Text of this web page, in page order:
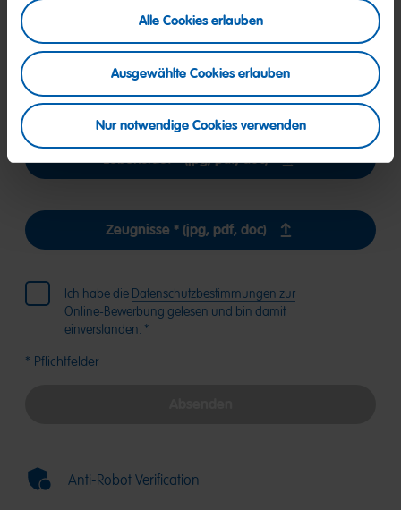
Alle Cookies erlauben
Ausgewählte Cookies erlauben
Nur notwendige Cookies verwenden
Die Bewerbungsunterlagen können als JPG-, PDF- oder Word-
Dateien mit bis zu 10 MB pro Datei hochgeladen werden.
Lebenslauf * (jpg, pdf, doc)
Zeugnisse * (jpg, pdf, doc)
Ich habe die Datenschutzbestimmungen zur
Online-Bewerbung gelesen und bin damit
einverstanden. *
* Pflichtfelder
Anti-Robot Verification